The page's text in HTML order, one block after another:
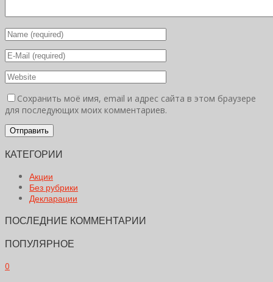
Сохранить моё имя, email и адрес сайта в этом браузере
для последующих моих комментариев.
КАТЕГОРИИ
Акции
Без рубрики
Декларации
ПОСЛЕДНИЕ КОММЕНТАРИИ
ПОПУЛЯРНОЕ
0